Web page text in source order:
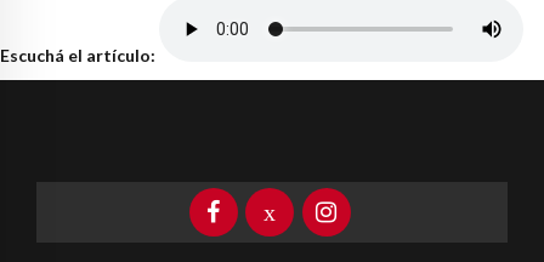
Escuchá el artículo: